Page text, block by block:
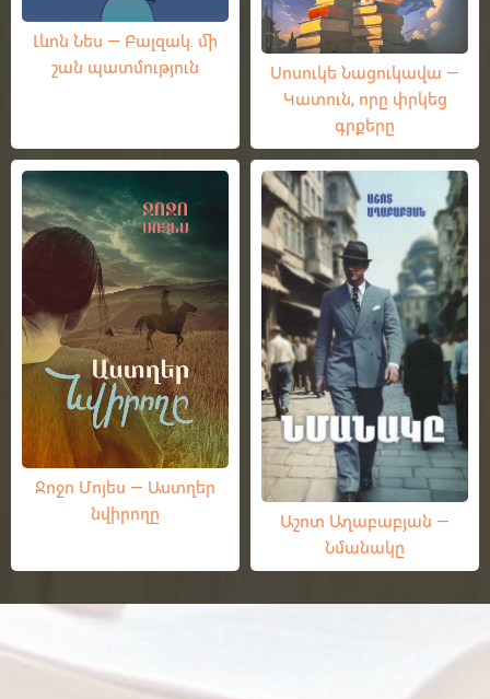
Լևոն Նես — Բալզակ. մի
շան պատմություն
Սոսուկե Նացուկավա —
Կատուն, որը փրկեց
գրքերը
Ջոջո Մոյես — Աստղեր
նվիրողը
Աշոտ Աղաբաբյան —
Նմանակը